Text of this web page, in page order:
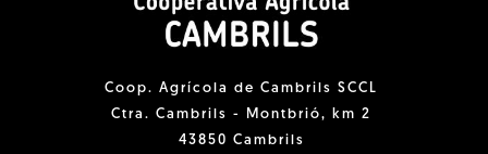
Coop. Agrícola de Cambrils SCCL
Ctra. Cambrils - Montbrió, km 2
43850 Cambrils